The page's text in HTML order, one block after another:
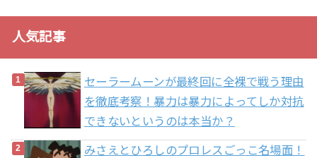
人気記事
セーラームーンが最終回に全裸で戦う理由
を徹底考察！暴力は暴力によってしか対抗
できないというのは本当か？
みさえとひろしのプロレスごっこ名場面！